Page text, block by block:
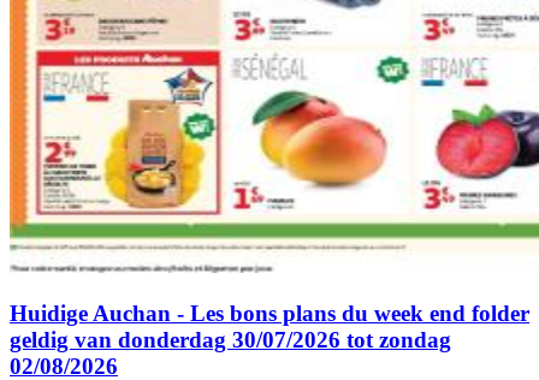
Huidige Auchan - Les bons plans du week end folder
geldig van donderdag 30/07/2026 tot zondag
02/08/2026